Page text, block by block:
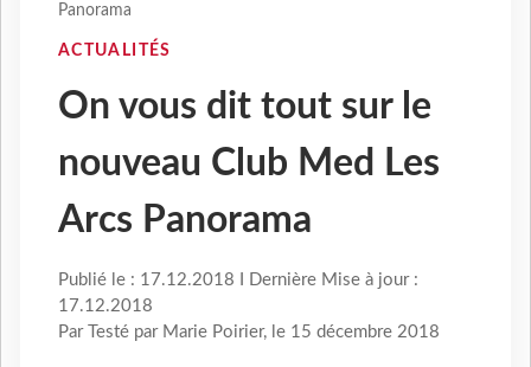
Panorama
ACTUALITÉS
On vous dit tout sur le
nouveau Club Med Les
Arcs Panorama
Publié le : 17.12.2018 I Dernière Mise à jour :
17.12.2018
Par Testé par Marie Poirier, le 15 décembre 2018